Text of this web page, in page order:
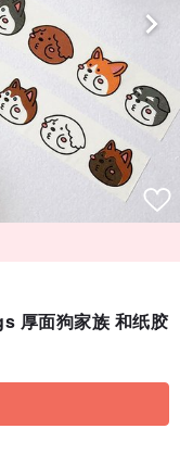
厚面狗家族 和纸胶